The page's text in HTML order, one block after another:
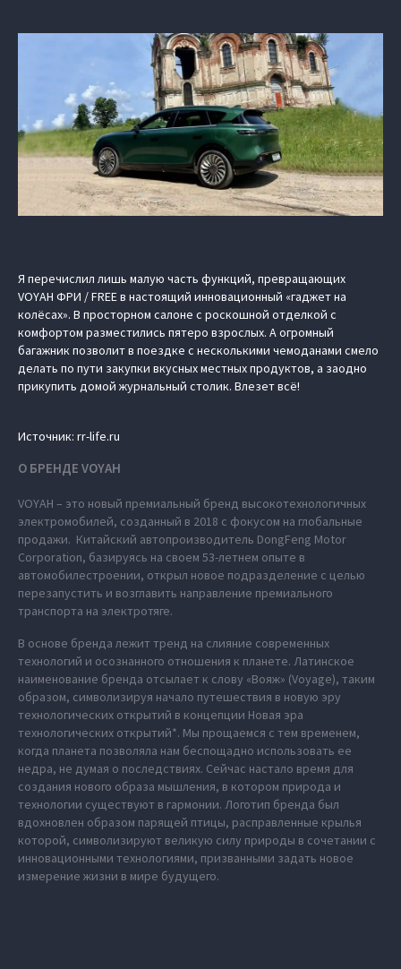
Я перечислил лишь малую часть функций, превращающих
VOYAH ФРИ / FREE в настоящий инновационный «гаджет на
колёсах». В просторном салоне с роскошной отделкой с
комфортом разместились пятеро взрослых. А огромный
багажник позволит в поездке с несколькими чемоданами смело
делать по пути закупки вкусных местных продуктов, а заодно
прикупить домой журнальный столик. Влезет всё!
Источник: rr-life.ru
О БРЕНДЕ VOYAH
VOYAH – это новый премиальный бренд высокотехнологичных
электромобилей, созданный в 2018 с фокусом на глобальные
продажи. Китайский автопроизводитель DongFeng Motor
Corporation, базируясь на своем 53-летнем опыте в
автомобилестроении, открыл новое подразделение с целью
перезапустить и возглавить направление премиального
транспорта на электротяге.
В основе бренда лежит тренд на слияние современных
технологий и осознанного отношения к планете. Латинское
наименование бренда отсылает к слову «Вояж» (Voyage), таким
образом, символизируя начало путешествия в новую эру
технологических открытий в концепции Новая эра
технологических открытий*. Мы прощаемся с тем временем,
когда планета позволяла нам беспощадно использовать ее
недра, не думая о последствиях. Сейчас настало время для
создания нового образа мышления, в котором природа и
технологии существуют в гармонии. Логотип бренда был
вдохновлен образом парящей птицы, расправленные крылья
которой, символизируют великую силу природы в сочетании с
инновационными технологиями, призванными задать новое
измерение жизни в мире будущего.